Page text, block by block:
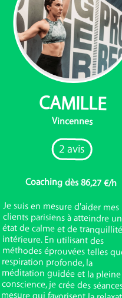
CAMILLE
Vincennes
2 avis
Coaching dès 86,27 €/h
Je suis en mesure d'aider mes
clients parisiens à atteindre un
état de calme et de tranquillité
intérieure. En utilisant des
méthodes éprouvées telles que la
respiration profonde, la
méditation guidée et la pleine
conscience, je crée des séances sur
mesure qui favorisent la relaxation